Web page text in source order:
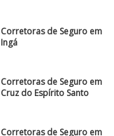
Corretoras de Seguro em
Ingá
Corretoras de Seguro em
Cruz do Espírito Santo
Corretoras de Seguro em